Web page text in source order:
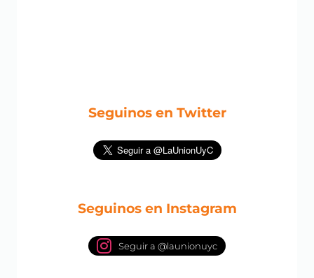
Seguinos en Twitter
Seguinos en Instagram
Seguir a @launionuyc